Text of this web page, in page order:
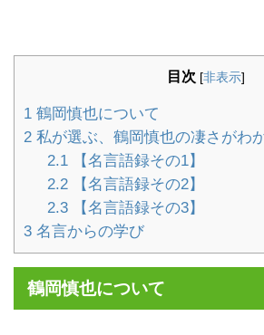
目次 [非表示]
1 鶴岡慎也について
2 私が選ぶ、鶴岡慎也の凄さがわ
2.1【名言語録その1】
2.2【名言語録その2】
2.3【名言語録その3】
3 名言からの学び
鶴岡慎也について